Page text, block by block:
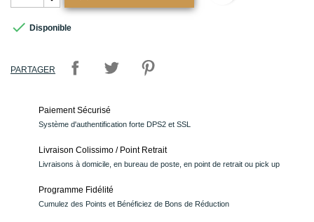
 Disponible
PARTAGER
Paiement Sécurisé
Système d'authentification forte DPS2 et SSL
Livraison Colissimo / Point Retrait
Livraisons à domicile, en bureau de poste, en point de retrait ou pick up
Programme Fidélité
Cumulez des Points et Bénéficiez de Bons de Réduction